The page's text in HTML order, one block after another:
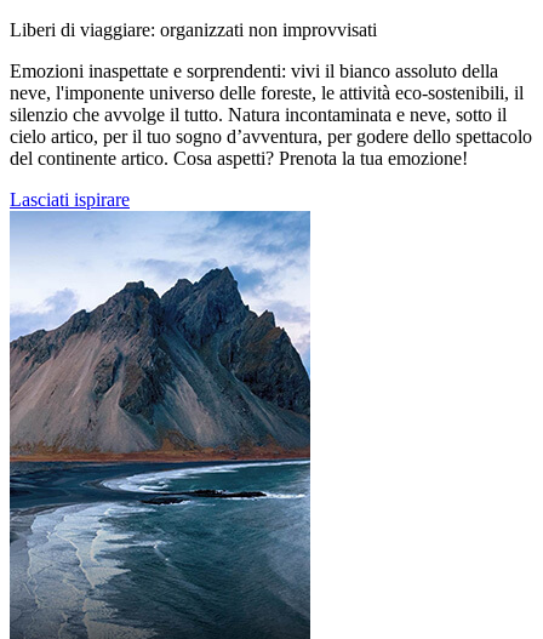
Liberi di viaggiare: organizzati non improvvisati
Emozioni inaspettate e sorprendenti: vivi il bianco assoluto della
neve, l'imponente universo delle foreste, le attività eco-sostenibili, il
silenzio che avvolge il tutto. Natura incontaminata e neve, sotto il
cielo artico, per il tuo sogno d’avventura, per godere dello spettacolo
del continente artico. Cosa aspetti? Prenota la tua emozione!
Lasciati ispirare